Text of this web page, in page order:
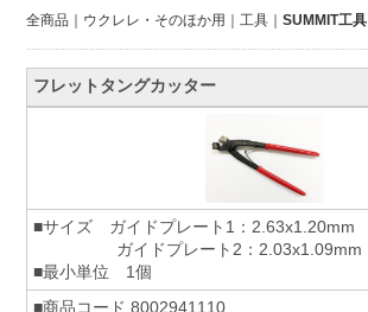
全商品 ウクレレ・そのほか用 工具 SUMMIT工具
フレットタングカッター
■サイズ ガイドプレート1：2.63x1.20mm
ガイドプレート2：2.03x1.09mm
■最小単位 1個
■商品コード 8002941110